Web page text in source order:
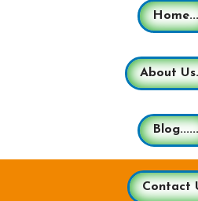
Home...
About
Blog......
Contact